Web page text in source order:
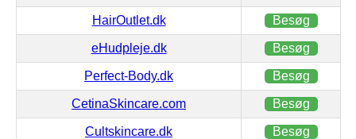
HairOutlet.dk Besøg
eHudpleje.dk Besøg
Perfect-Body.dk Besøg
CetinaSkincare.com Besøg
Cultskincare.dk Besøg